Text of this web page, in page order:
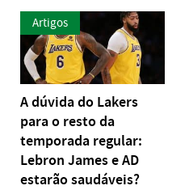
Artigos
A dúvida do Lakers
para o resto da
temporada regular:
Lebron James e AD
estarão saudáveis?